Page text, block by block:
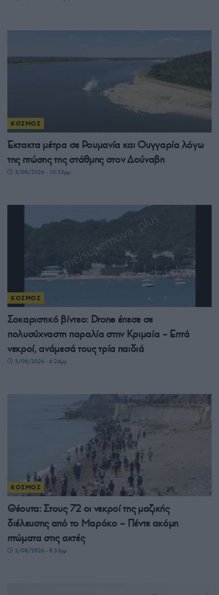
ΚΟΣΜΟΣ
Έκτακτα μέτρα σε Ρουμανία και Ουγγαρία λόγω
της πτώσης της στάθμης στον Δούναβη
3/08/2026 - 10:33μμ
ΚΟΣΜΟΣ
Σοκαριστικό βίντεο: Drone έπεσε σε
πολυσύχναστη παραλία στην Κριμαία – Επτά
νεκροί, ανάμεσά τους τρία παιδιά
3/08/2026 - 6:24μμ
ΚΟΣΜΟΣ
Θέουτα: Στους 72 οι νεκροί της μαζικής
διέλευσης από το Μαρόκο – Πέντε ακόμη
πτώματα στις ακτές
2/08/2026 - 8:33μμ